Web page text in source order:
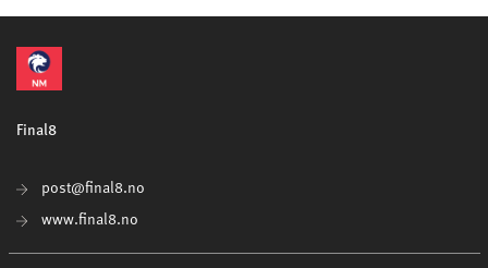
Final8
post@final8.no
www.final8.no